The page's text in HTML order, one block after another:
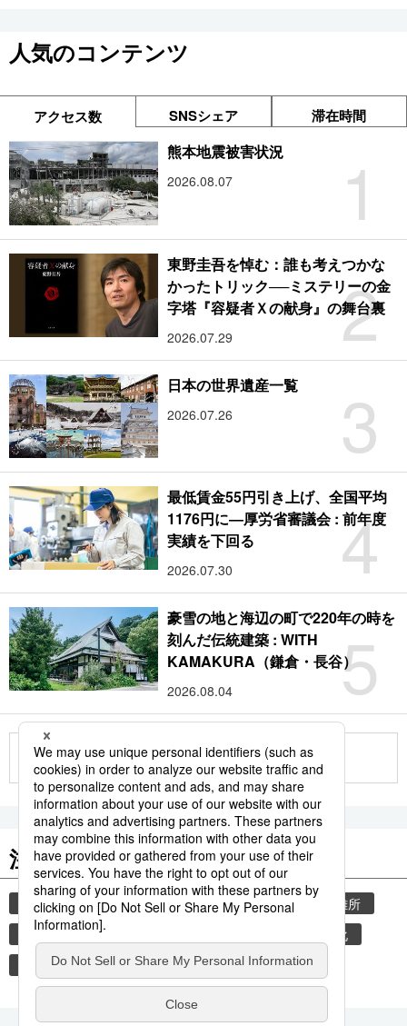
人気のコンテンツ
アクセス数 SNSシェア 滞在時間
1
熊本地震被害状況
2026.08.07
2
東野圭吾を悼む：誰も考えつかな
かったトリック──ミステリーの金
字塔『容疑者Ｘの献身』の舞台裏
2026.07.29
3
日本の世界遺産一覧
2026.07.26
4
最低賃金55円引き上げ、全国平均
1176円に―厚労省審議会 : 前年度
実績を下回る
2026.07.30
5
豪雪の地と海辺の町で220年の時を
刻んだ伝統建築 : WITH
KAMAKURA（鎌倉・長谷）
2026.08.04
もっと見る
注目のキーワード
共同通信ニュース 気象・災害 災害
避難所
自然災害
少子高齢化
人口動態統計
縮むニッポン